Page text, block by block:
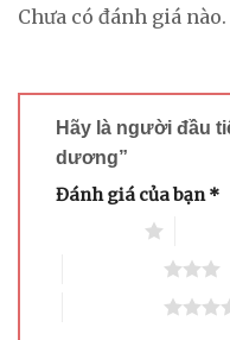
Chưa có đánh giá nào.
Hãy là người đầu
dương”
Đánh giá của bạn*